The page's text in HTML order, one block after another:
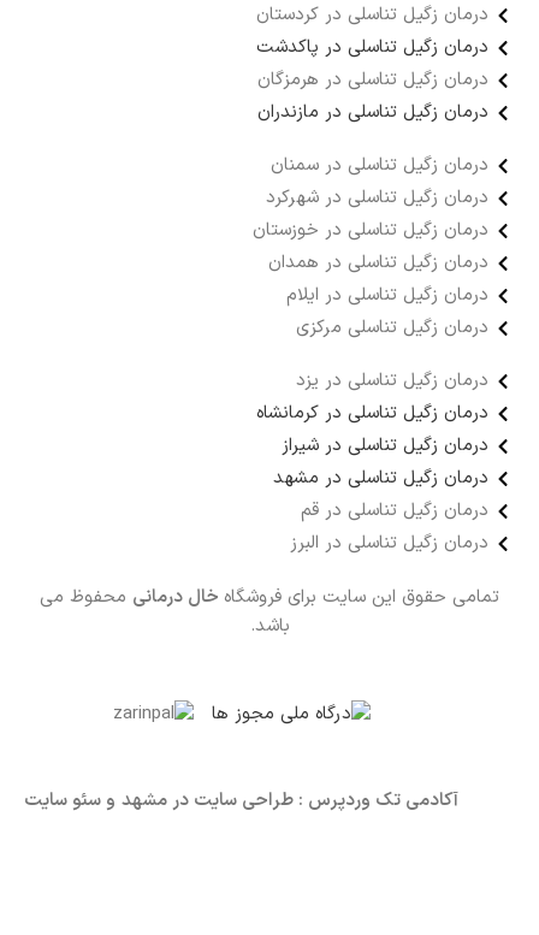
درمان زگیل تناسلی در کردستان
درمان زگیل تناسلی در پاکدشت
درمان زگیل تناسلی در هرمزگان
درمان زگیل تناسلی در مازندران
درمان زگیل تناسلی در سمنان
درمان زگیل تناسلی در شهرکرد
درمان زگیل تناسلی در خوزستان
درمان زگیل تناسلی در همدان
درمان زگیل تناسلی در ایلام
درمان زگیل تناسلی مرکزی
درمان زگیل تناسلی در یزد
درمان زگیل تناسلی در کرمانشاه
درمان زگیل تناسلی در شیراز
درمان زگیل تناسلی در مشهد
درمان زگیل تناسلی در قم
درمان زگیل تناسلی در البرز
تمامی حقوق این سایت برای فروشگاه خال درمانی محفوظ می
باشد.
آکادمی تک وردپرس : طراحی سایت در مشهد و سئو سایت